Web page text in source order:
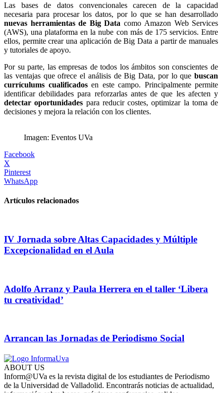
Las bases de datos convencionales carecen de la capacidad
necesaria para procesar los datos, por lo que se han desarrollado
nuevas herramientas de Big Data como Amazon Web Services
(AWS), una plataforma en la nube con más de 175 servicios. Entre
ellos, permite crear una aplicación de Big Data a partir de manuales
y tutoriales de apoyo.
Por su parte, las empresas de todos los ámbitos son conscientes de
las ventajas que ofrece el análisis de Big Data, por lo que buscan
currículums cualificadosen este campo. Principalmente permite
identificar debilidades para reforzarlas antes de que les afecten y
detectar oportunidades para reducir costes, optimizar la toma de
decisiones y mejora la relación con los clientes.
Imagen: Eventos UVa
Facebook
X
Pinterest
WhatsApp
Artículos relacionados
IV Jornada sobre Altas Capacidades y Múltiple
Excepcionalidad en el Aula
Adolfo Arranz y Paula Herrera en el taller ‘Libera
tu creatividad’
Arrancan las Jornadas de Periodismo Social
ABOUT US
Inform@UVa es la revista digital de los estudiantes de Periodismo
de la Universidad de Valladolid. Encontrarás noticias de actualidad,